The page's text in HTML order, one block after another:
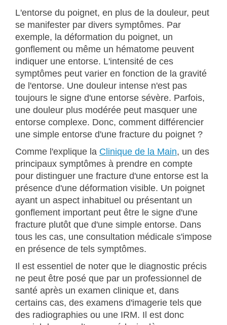
L'entorse du poignet, en plus de la douleur, peut
se manifester par divers symptômes. Par
exemple, la déformation du poignet, un
gonflement ou même un hématome peuvent
indiquer une entorse. L'intensité de ces
symptômes peut varier en fonction de la gravité
de l'entorse. Une douleur intense n'est pas
toujours le signe d'une entorse sévère. Parfois,
une douleur plus modérée peut masquer une
entorse complexe. Donc, comment différencier
une simple entorse d'une fracture du poignet ?
Comme l'explique la Clinique de la Main, un des
principaux symptômes à prendre en compte
pour distinguer une fracture d'une entorse est la
présence d'une déformation visible. Un poignet
ayant un aspect inhabituel ou présentant un
gonflement important peut être le signe d'une
fracture plutôt que d'une simple entorse. Dans
tous les cas, une consultation médicale s'impose
en présence de tels symptômes.
Il est essentiel de noter que le diagnostic précis
ne peut être posé que par un professionnel de
santé après un examen clinique et, dans
certains cas, des examens d'imagerie tels que
des radiographies ou une IRM. Il est donc